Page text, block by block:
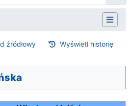
źródłowy Wyświetl historię